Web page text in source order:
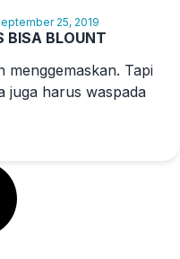
25, 2019
BISA BLOUNT
menggemaskan. Tapi
juga harus waspada